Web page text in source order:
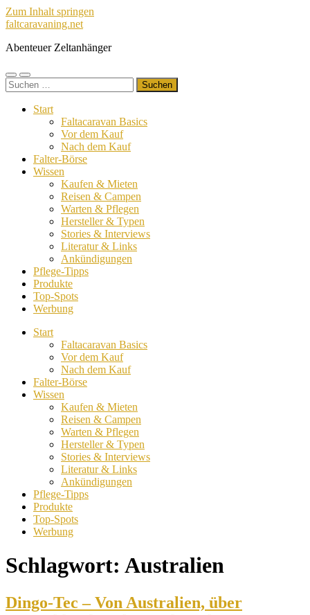
Zum Inhalt springen
faltcaravaning.net
Abenteuer Zeltanhänger
Mobile-
Menü
Suchfeld
ein-/ausblenden
Suchen
nach:
Start
Faltacaravan Basics
Vor dem Kauf
Nach dem Kauf
Falter-Börse
Wissen
Kaufen & Mieten
Reisen & Campen
Warten & Pflegen
Hersteller & Typen
Stories & Interviews
Literatur & Links
Ankündigungen
Pflege-Tipps
Produkte
Top-Spots
Werbung
Start
Faltacaravan Basics
Vor dem Kauf
Nach dem Kauf
Falter-Börse
Wissen
Kaufen & Mieten
Reisen & Campen
Warten & Pflegen
Hersteller & Typen
Stories & Interviews
Literatur & Links
Ankündigungen
Pflege-Tipps
Produkte
Top-Spots
Werbung
Schlagwort: Australien
Dingo-Tec – Von Australien, über